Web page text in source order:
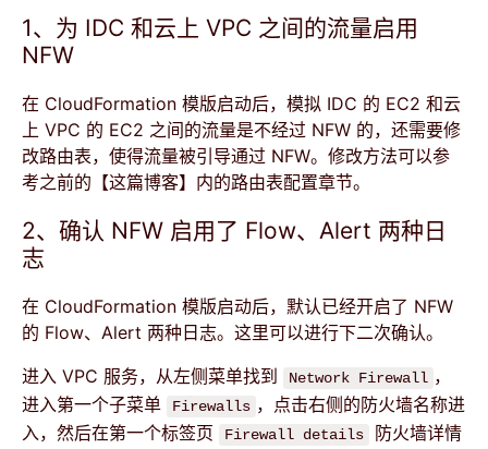
1、为 IDC 和云上 VPC 之间的流量启用
NFW
在 CloudFormation 模版启动后，模拟 IDC 的 EC2 和云
上 VPC 的 EC2 之间的流量是不经过 NFW 的，还需要修
改路由表，使得流量被引导通过 NFW。修改方法可以参
考之前的 【这篇博客】 内的路由表配置章节。
2、确认 NFW 启用了 Flow、Alert 两种日
志
在 CloudFormation 模版启动后，默认已经开启了 NFW
的 Flow、Alert 两种日志。这里可以进行下二次确认。
进入 VPC 服务，从左侧菜单找到
Network Firewall ，
进入第一个子菜单
Firewalls ，点击右侧的防火墙名称进
入，然后在第一个标签页
Firewall details
防火墙详情